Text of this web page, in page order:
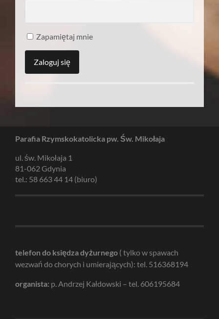
Zapamiętaj mnie
Parafia Rzymskokatolicka pw. Św. Mikołaja
ul. św. Mikołaja 1
81-062 Gdynia
tel.: 58 663 44 14 (biuro)
telefon do księdza dyżurnego ( tylko w spawach
wezwań do chorych i umierających): tel. 516368194
organista: p. Andrzej Kałdowski – tel. 606195684